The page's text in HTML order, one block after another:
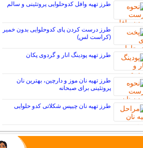
طرز تهیه وافل کدوحلوایی پروتئینی و سالم
طرز درست کردن پای کدوحلوایی بدون خمیر
(کراست لس)
طرز تهیه پودینگ انار و گردوی پکان
طرز تهیه نان موز و دارچین، بهترین نان
پروتئینی برای صبحانه
طرز تهیه نان چیپس شکلاتی کدو حلوایی